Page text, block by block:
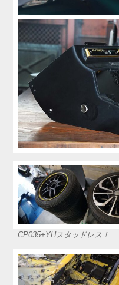
CP035+YHスタッドレス！